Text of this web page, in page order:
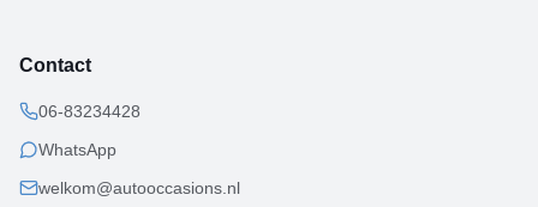
Contact
06-83234428
WhatsApp
welkom@autooccasions.nl